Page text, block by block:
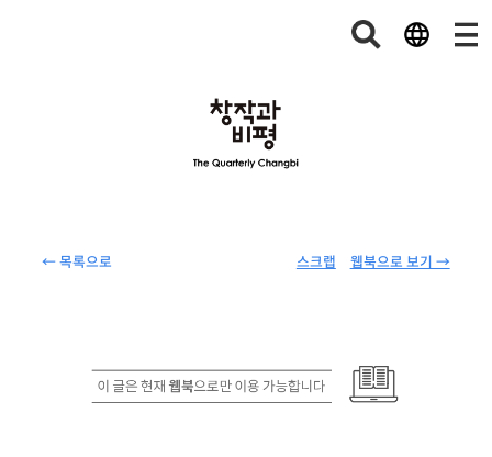
← 목록으로 웹북으로 보기 →
스크랩